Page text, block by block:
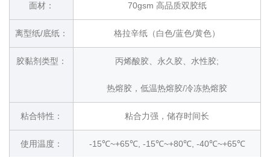
面材： 70gsm 高品质双胶纸
离型纸/底纸： 格拉辛纸（白色/蓝色/黄色）
胶黏剂类型： 丙烯酸胶、永久胶、水性胶;
热熔胶，低温热熔胶/冷冻热熔胶
粘合特性： 粘合力强，储存时间长
使用温度： -15℃~+65℃, -15℃~+80℃, -40℃~+65℃